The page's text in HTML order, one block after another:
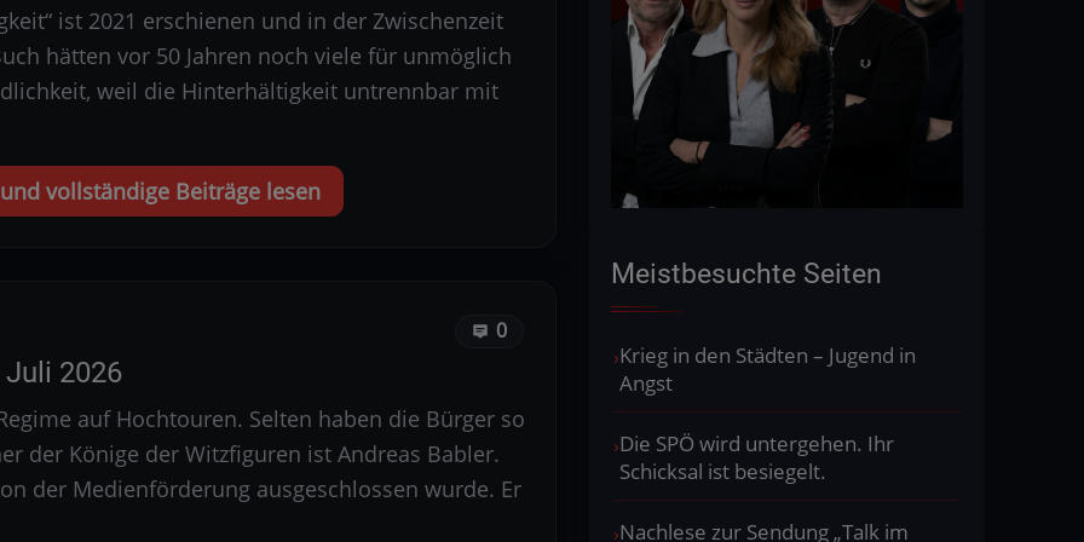
ist 2021 erschienen und in der Zwischenzeit
hätten vor 50 Jahren noch viele für unmöglich
weil die Hinterhältigkeit untrennbar mit
vollständige Beiträge lesen
0
2026
auf Hochtouren. Selten haben die Bürger so
der Könige der Witzfiguren ist Andreas Babler.
der Medienförderung ausgeschlossen wurde. Er
Meistbesuchte Seiten
Krieg in den Städten – Jugend in
Angst
Die SPÖ wird untergehen. Ihr
Schicksal ist besiegelt.
Nachlese zur Sendung „Talk im